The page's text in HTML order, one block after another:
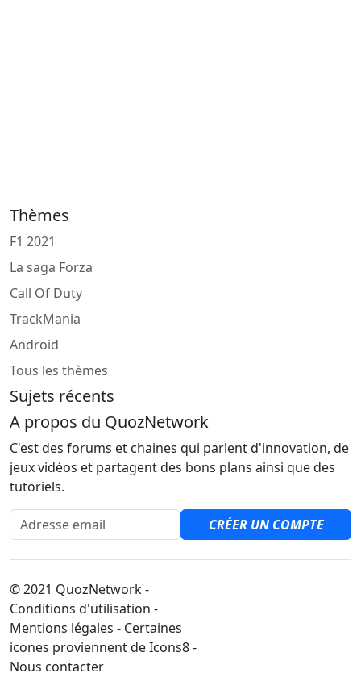
Thèmes
F1 2021
La saga Forza
Call Of Duty
TrackMania
Android
Tous les thèmes
Sujets récents
A propos du QuozNetwork
C'est des forums et chaines qui parlent d'innovation, de
jeux vidéos et partagent des bons plans ainsi que des
tutoriels.
Adresse email
CRÉER UN COMPTE
© 2021 QuozNetwork -
Conditions d'utilisation -
Mentions légales - Certaines
icones proviennent de Icons8 -
Nous contacter